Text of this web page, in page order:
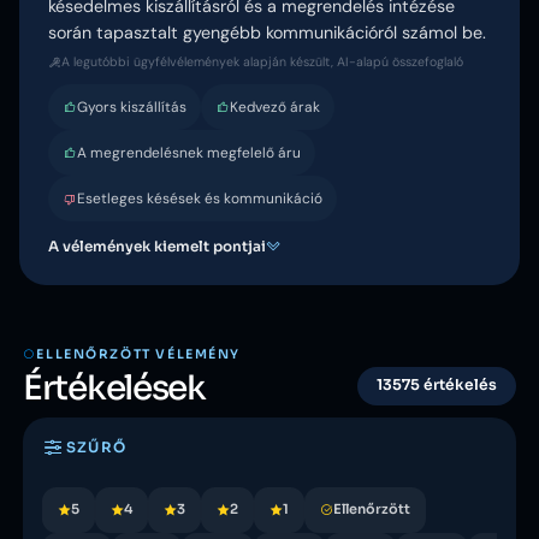
késedelmes kiszállításról és a megrendelés intézése
során tapasztalt gyengébb kommunikációról számol be.
A legutóbbi ügyfélvélemények alapján készült, AI-alapú összefoglaló
Gyors kiszállítás Kedvező árak
A megrendelésnek megfelelő áru
Esetleges késések és kommunikáció
A vélemények kiemelt pontjai
ELLENŐRZÖTT VÉLEMÉNY
Értékelések 13575 értékelés
SZŰRŐ
5 4 3 2 1 Ellenőrzött